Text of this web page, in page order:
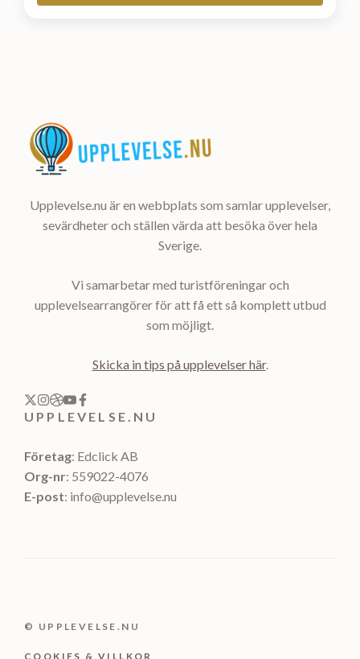
Upplevelse.nu är en webbplats som samlar upplevelser,
sevärdheter och ställen värda att besöka över hela
Sverige.
Vi samarbetar med turistföreningar och
upplevelsearrangörer för att få ett så komplett utbud
som möjligt.
Skicka in tips på upplevelser här.
UPPLEVELSE.NU
Företag: Edclick AB
Org-nr: 559022-4076
E-post: info@upplevelse.nu
© UPPLEVELSE.NU
COOKIES & VILLKOR